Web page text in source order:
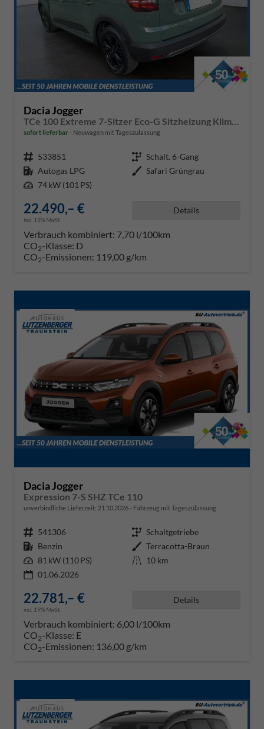
Dacia Jogger
sofort lieferbar Neuwagen mit Tageszulassung
Fahrzeugnr. 533851 Getriebe Schalt. 6-Gang
Kraftstoff Autogas LPG Außenfarbe Safari Grüngrau
Leistung 74 kW (101 PS)
22.490,– €
incl. 19% MwSt.
Details
Verbrauch kombiniert: 7,70 l/100km
CO2-Klasse: D
CO2-Emissionen: 119,00 g/km
Dacia Jogger
Expression 7-S SHZ TCe 110
unverbindliche Lieferzeit: 21.10.2026 Fahrzeug mit Tageszulassung
Fahrzeugnr. 541306 Getriebe Schaltgetriebe
Kraftstoff Benzin Außenfarbe Terracotta-Braun
Leistung 81 kW (110 PS) Kilometerstand 10 km
01.06.2026
22.781,– €
incl. 19% MwSt.
Details
Verbrauch kombiniert: 6,00 l/100km
CO2-Klasse: E
CO2-Emissionen: 136,00 g/km